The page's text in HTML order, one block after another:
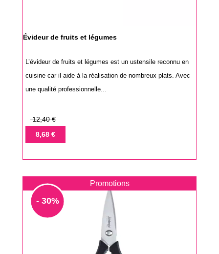
Évideur de fruits et légumes
L’évideur de fruits et légumes est un ustensile reconnu en
cuisine car il aide à la réalisation de nombreux plats. Avec
une qualité professionnelle...
Prix
base
12,40 €
Prix8,68 €
Promotions
- 30%